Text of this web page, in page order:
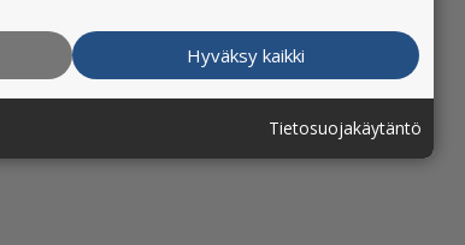
niitä säilytetään vain asian
Hyväksy kaikki
Tietosuojakäytäntö